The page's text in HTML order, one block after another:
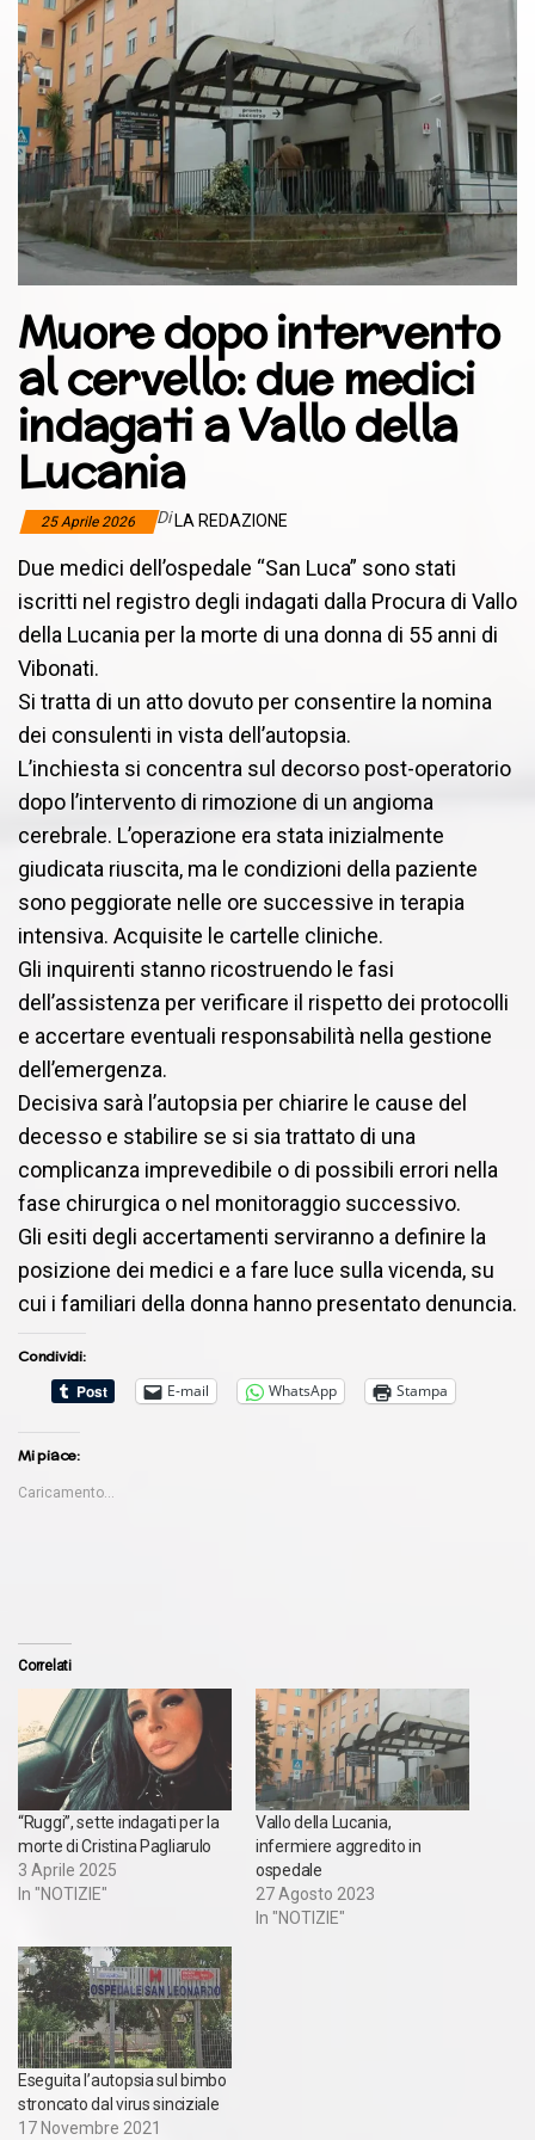
Muore dopo intervento
al cervello: due medici
indagati a Vallo della
Lucania
25 Aprile 2026 DiLA REDAZIONE
Due medici dell’ospedale “San Luca” sono stati
iscritti nel registro degli indagati dalla Procura di Vallo
della Lucania per la morte di una donna di 55 anni di
Vibonati.
Si tratta di un atto dovuto per consentire la nomina
dei consulenti in vista dell’autopsia.
L’inchiesta si concentra sul decorso post-operatorio
dopo l’intervento di rimozione di un angioma
cerebrale. L’operazione era stata inizialmente
giudicata riuscita, ma le condizioni della paziente
sono peggiorate nelle ore successive in terapia
intensiva. Acquisite le cartelle cliniche.
Gli inquirenti stanno ricostruendo le fasi
dell’assistenza per verificare il rispetto dei protocolli
e accertare eventuali responsabilità nella gestione
dell’emergenza.
Decisiva sarà l’autopsia per chiarire le cause del
decesso e stabilire se si sia trattato di una
complicanza imprevedibile o di possibili errori nella
fase chirurgica o nel monitoraggio successivo.
Gli esiti degli accertamenti serviranno a definire la
posizione dei medici e a fare luce sulla vicenda, su
cui i familiari della donna hanno presentato denuncia.
Condividi:
E-mail
WhatsApp Stampa
Mi piace:
Caricamento...
Correlati
“Ruggi”, sette indagati per la
morte di Cristina Pagliarulo
3 Aprile 2025
In "NOTIZIE"
Vallo della Lucania,
infermiere aggredito in
ospedale
27 Agosto 2023
In "NOTIZIE"
Eseguita l’autopsia sul bimbo
stroncato dal virus sinciziale
17 Novembre 2021